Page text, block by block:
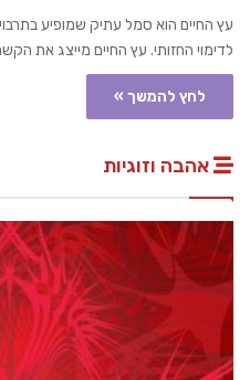
עץ החיים הוא סמל עתיק שמופיע
לדימוי החזותי. עץ החיים מייצג את
לחץ להמשך »
אהבה וזוגיות